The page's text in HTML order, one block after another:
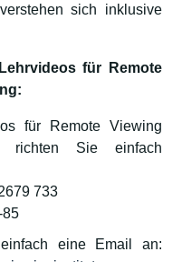
sich inklusive
für Remote
für Remote Viewing
richten Sie einfach
733
85
eine Email an: